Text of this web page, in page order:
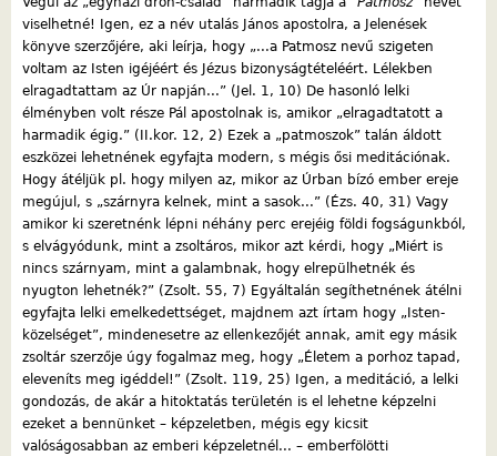
viselhetné! Igen, ez a név utalás János apostolra, a Jelenések
könyve szerzőjére, aki leírja, hogy „...a Patmosz nevű szigeten
voltam az Isten igéjéért és Jézus bizonyságtételéért. Lélekben
elragadtattam az Úr napján...” (Jel. 1, 10) De hasonló lelki
élményben volt része Pál apostolnak is, amikor „elragadtatott a
harmadik égig.” (II.kor. 12, 2) Ezek a „patmoszok” talán áldott
eszközei lehetnének egyfajta modern, s mégis ősi meditációnak.
Hogy átéljük pl. hogy milyen az, mikor az Úrban bízó ember ereje
megújul, s „szárnyra kelnek, mint a sasok...” (Ézs. 40, 31) Vagy
amikor ki szeretnénk lépni néhány perc erejéig földi fogságunkból,
s elvágyódunk, mint a zsoltáros, mikor azt kérdi, hogy „Miért is
nincs szárnyam, mint a galambnak, hogy elrepülhetnék és
nyugton lehetnék?” (Zsolt. 55, 7) Egyáltalán segíthetnének átélni
egyfajta lelki emelkedettséget, majdnem azt írtam hogy „Isten-
közelséget”, mindenesetre az ellenkezőjét annak, amit egy másik
zsoltár szerzője úgy fogalmaz meg, hogy „Életem a porhoz tapad,
eleveníts meg igéddel!” (Zsolt. 119, 25) Igen, a meditáció, a lelki
gondozás, de akár a hitoktatás területén is el lehetne képzelni
ezeket a bennünket – képzeletben, mégis egy kicsit
valóságosabban az emberi képzeletnél... – emberfölötti